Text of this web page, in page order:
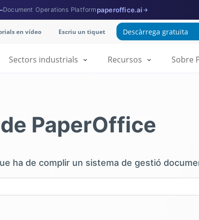
Document Operations Platform paperoffice.ai →
en vídeo Escriu un tiquet Descàrrega gratuïta
Sobre
Recursos
Sectors industrials
PaperOffice
ha de complir un sistema de gestió